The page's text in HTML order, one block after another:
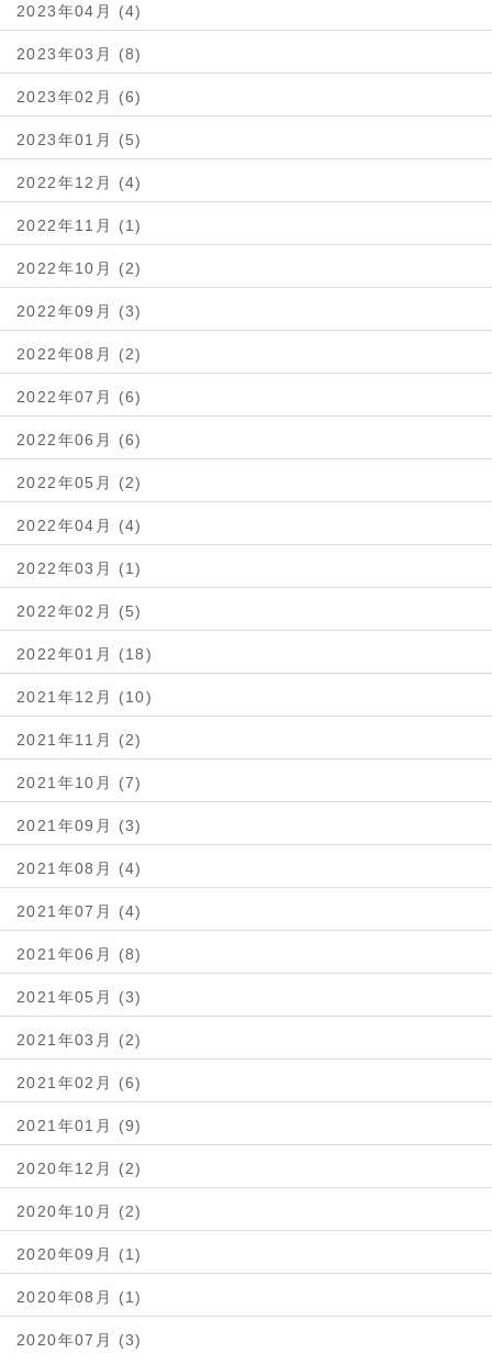
2023年04月 (4)
2023年03月 (8)
2023年02月 (6)
2023年01月 (5)
2022年12月 (4)
2022年11月 (1)
2022年10月 (2)
2022年09月 (3)
2022年08月 (2)
2022年07月 (6)
2022年06月 (6)
2022年05月 (2)
2022年04月 (4)
2022年03月 (1)
2022年02月 (5)
2022年01月 (18)
2021年12月 (10)
2021年11月 (2)
2021年10月 (7)
2021年09月 (3)
2021年08月 (4)
2021年07月 (4)
2021年06月 (8)
2021年05月 (3)
2021年03月 (2)
2021年02月 (6)
2021年01月 (9)
2020年12月 (2)
2020年10月 (2)
2020年09月 (1)
2020年08月 (1)
2020年07月 (3)